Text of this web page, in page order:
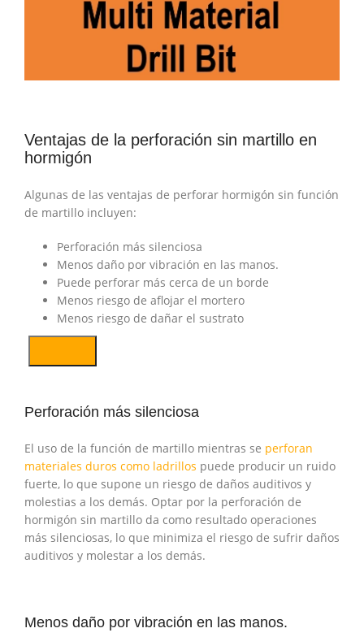
Ventajas de la perforación sin martillo en
hormigón
Algunas de las ventajas de perforar hormigón sin función
de martillo incluyen:
Perforación más silenciosa
Menos daño por vibración en las manos.
Puede perforar más cerca de un borde
Menos riesgo de aflojar el mortero
Menos riesgo de dañar el sustrato
Perforación más silenciosa
El uso de la función de martillo mientras se perforan
materiales duros como ladrillos puede producir un ruido
fuerte, lo que supone un riesgo de daños auditivos y
molestias a los demás. Optar por la perforación de
hormigón sin martillo da como resultado operaciones
más silenciosas, lo que minimiza el riesgo de sufrir daños
auditivos y molestar a los demás.
Menos daño por vibración en las manos.